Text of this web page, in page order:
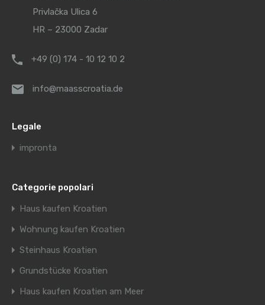
Privlačka Ulica 6
HR – 23000 Zadar
+49 (0) 174 - 10 12 10 2
info@maasscroatia.de
Legale
impronta
Categorie popolari
Haus kaufen Kroatien
Wohnung kaufen Kroatien
Steinhaus Kroatien
Grundstücke Kroatien
Haus kaufen Kroatien am Meer